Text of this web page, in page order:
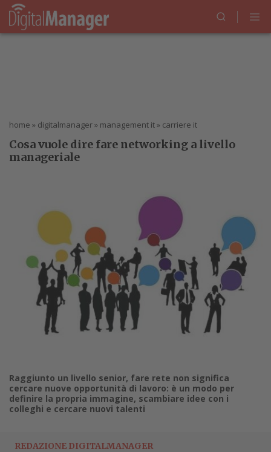
home » digitalmanager» management it» carriere it
Cosa vuole dire fare networking a livello
manageriale
Raggiunto un livello senior, fare rete non significa
cercare nuove opportunità di lavoro: è un modo per
definire la propria immagine, scambiare idee con i
colleghi e cercare nuovi talenti
REDAZIONE DIGITALMANAGER